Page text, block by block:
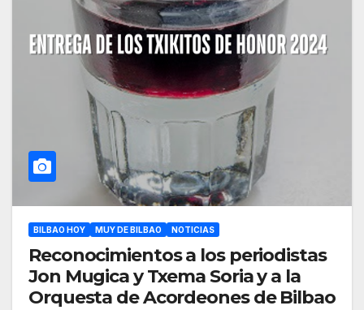
BILBAO HOY MUY DE BILBAO NOTICIAS
Reconocimientos a los periodistas
Jon Mugica y Txema Soria y a la
Orquesta de Acordeones de Bilbao